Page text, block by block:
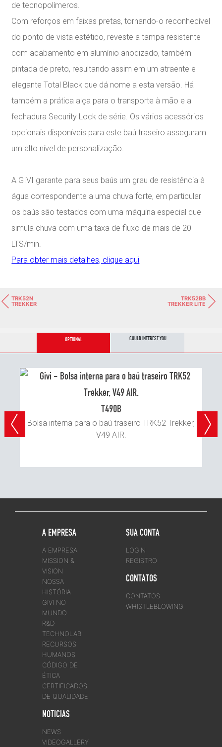
de tecnopolímeros.
Com reforços em faixas pretas, tornando-o reconhecível
do ponto de vista estético, reveste a tampa resistente
com acabamento em alumínio anodizado, também
pintada de preto, resultando assim em um atraente e
elegante Total Black que dá nome a esta versão. Há
também a prática alça para o transporte à mão e a
fechadura Security Lock de série. Os vários acessórios
opcionais disponíveis para este baú traseiro asseguram
um alto nível de personalização.
A GIVI garante para seus baús um grau de resistência à
água correspondente a uma chuva forte, em particular
os baús são testados com uma máquina especial que
simula chuva com uma taxa de fluxo de mais de 20
LTS/min.
Para obter mais detalhes, clique aqui
TRK52N
TREKKER
TRK52BB
TREKKER LITE
OPTIONAL COULD INTEREST YOU
T490B
Bolsa interna para o baú traseiro TRK52 Trekker,
V49 AIR.
A EMPRESA
A EMPRESA
MISSION &
VISION
NOSSA
HISTÓRIA
GIVI NO
MUNDO
R&D
TECHNOLAB
RECURSOS
HUMANOS
CÓDIGO DE
ÉTICA
CERTIFICADOS
DE QUALIDADE
NOTICIAS
NEWS
VIDEOGALLERY
SUA CONTA
LOGIN
REGISTRO
CONTATOS
CONTATOS
WHISTLEBLOWING